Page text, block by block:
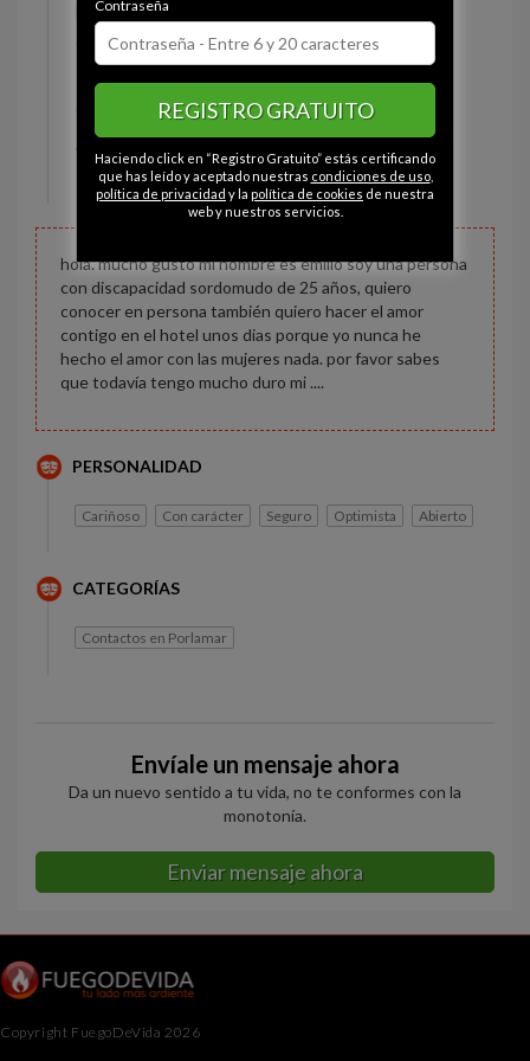
Estado civil:
Ojos: Marrón
Constitución: Normal
Altura: 161 cm
Peso: 52 kg
hola. mucho gusto mi nombre es emilio soy una persona
con discapacidad sordomudo de 25 años, quiero
conocer en persona también quiero hacer el amor
contigo en el hotel unos dias porque yo nunca he
hecho el amor con las mujeres nada. por favor sabes
que todavía tengo mucho duro mi ....
PERSONALIDAD
Cariñoso Con carácter Seguro Optimista Abierto
CATEGORÍAS
Contactos en Porlamar
Envíale un mensaje ahora
Da un nuevo sentido a tu vida, no te conformes con la
monotonía.
Enviar mensaje ahora
Contraseña
REGISTRO GRATUITO
Haciendo click en “Registro Gratuito” estás certificando
que has leído y aceptado nuestras condiciones de uso,
política de privacidad y la política de cookies de nuestra
web y nuestros servicios.
Copyright FuegoDeVida 2026